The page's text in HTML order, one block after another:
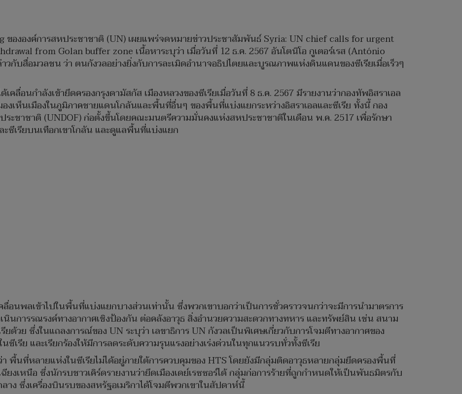
ขององค์การสหประชาชาติ (UN) เผยแพร่จดหมายข่าวประชาสัมพันธ์ Syria: UN chief calls for urgent
from Golan buffer zone เนื้อหาระบุว่า เมื่อวันที่ 12 ธ.ค. 2567 อันโตนิโอ กูเตอร์เรส (António
วกับสื่อมวลชน ว่า ตนกังวลอย่างยิ่งกับการละเมิดอำนาจอธิปไตยและบูรณภาพแห่งดินแดนของซีเรียเมื่อเร็วๆ
ลื่อนกำลังเข้ายึดครองกรุงดามัสกัส เมืองหลวงของซีเรียเมื่อวันที่ 8 ธ.ค. 2567 มีรายงานว่ากองทัพอิสราเอล
งเห็นเมืองในภูมิภาคชายแดนโกลันและพื้นที่อื่นๆ ของพื้นที่แบ่งแยกระหว่างอิสราเอลและซีเรีย ทั้งนี้ กอง
ระชาชาติ (UNDOF) ก่อตั้งขึ้นโดยคณะมนตรีความมั่นคงแห่งสหประชาชาติในเดือน พ.ค. 2517 เพื่อรักษา
ะซีเรียบนเทือกเขาโกลัน และดูแลพื้นที่แบ่งแยก
ลื่อนพลเข้าไปในพื้นที่แบ่งแยกบางส่วนเท่านั้น ซึ่งพวกเขาบอกว่าเป็นการชั่วคราวจนกว่าจะมีการนำมาตรการ
นการรณรงค์ทางอากาศเชิงป้องกัน ต่อคลังอาวุธ สิ่งอำนวยความสะดวกทางทหาร และทรัพย์สิน เช่น สนาม
ด้วย ซึ่งในแถลงการณ์ของ UN ระบุว่า เลขาธิการ UN กังวลเป็นพิเศษเกี่ยวกับการโจมตีทางอากาศของ
ซีเรีย และเรียกร้องให้มีการลดระดับความรุนแรงอย่างเร่งด่วนในทุกแนวรบทั่วทั้งซีเรีย
พื้นที่หลายแห่งในซีเรียไม่ได้อยู่ภายใต้การควบคุมของ HTS โดยยังมีกลุ่มติดอาวุธหลายกลุ่มยึดครองพื้นที่
ยงเหนือ ซึ่งนักรบชาวเคิร์ดรายงานว่ายึดเมืองเดย์เรซซอร์ได้ กลุ่มก่อการร้ายที่ถูกกำหนดให้เป็นพันธมิตรกับ
ง ซึ่งเครื่องบินรบของสหรัฐอเมริกาได้โจมตีพวกเขาในสัปดาห์นี้